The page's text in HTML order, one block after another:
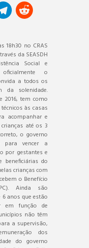
18h30 no CRAS
da SEASDH
Social e
o
a todos os
da solenidade.
2016, tem como
às casas
acompanhar e
até os 3
o governo
para vencer a
por gestantes e
do
crianças com
o Benefício
Ainda são
anos que estão
em função de
não têm
a supervisão,
dos
do governo